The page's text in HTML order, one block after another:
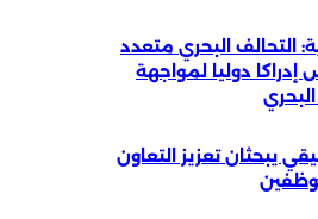
التحالف البحري متعدد
إدراكا دوليا لمواجهة
يبحثان تعزيز التعاون